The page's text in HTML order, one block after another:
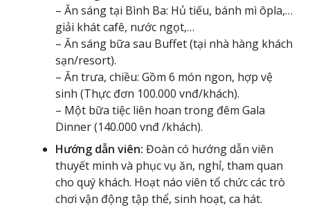
– Ăn sáng tại Bình Ba: Hủ tiếu, bánh mì ôpla,…
giải khát cafê, nước ngọt,…
– Ăn sáng bữa sau Buffet (tại nhà hàng khách
sạn/resort).
– Ăn trưa, chiều: Gồm 6 món ngon, hợp vệ
sinh (Thực đơn 100.000 vnđ/khách).
– Một bữa tiệc liên hoan trong đêm Gala
Dinner (140.000 vnđ /khách).
Hướng dẫn viên: Đoàn có hướng dẫn viên
thuyết minh và phục vụ ăn, nghỉ, tham quan
cho quý khách. Hoạt náo viên tổ chức các trò
chơi vận động tập thể, sinh hoạt, ca hát.